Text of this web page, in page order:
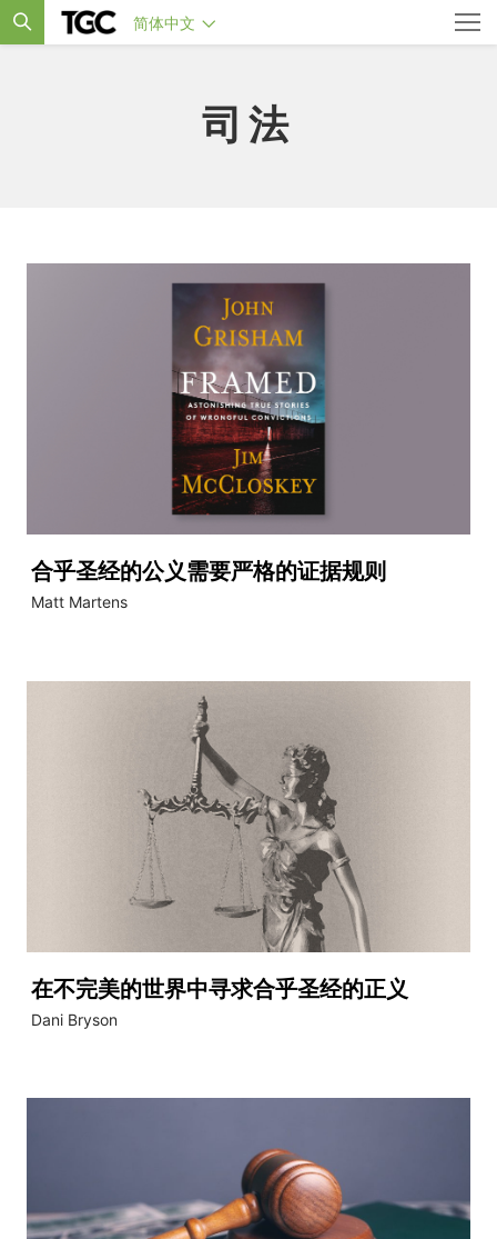
简体中文
司法
合乎圣经的公义需要严格的证据规则
Matt Martens
在不完美的世界中寻求合乎圣经的正义
Dani Bryson